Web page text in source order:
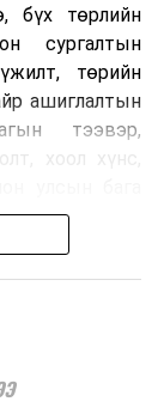
бүх төрлийн
сургалтын
төрийн
ашиглалтын
тээвэр,
нутгийн нөөц
байна.